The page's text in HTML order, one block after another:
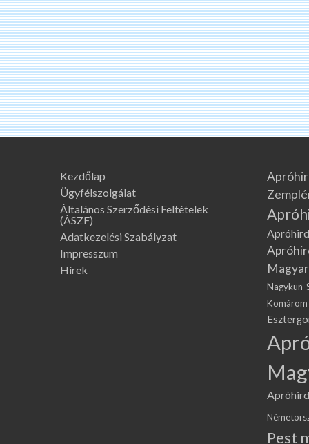
Kezdőlap
Ügyfélszolgálat
Általános Szerződési Feltételek
(ÁSZF)
Adatkezelési Szabályzat
Impresszum
Hírek
Nagykun-
Komárom
Pest